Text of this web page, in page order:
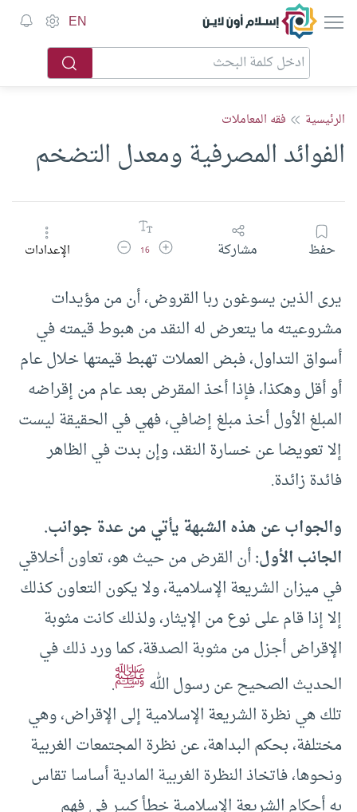
إسلام أون لاين EN
الرئيسية فقه المعاملات
الفوائد المصرفية ومعدل التضخم
حفظ مشاركة زيادة حجم الخط
16 تقليل حجم الخطالإعدادات
يرى الذين يسوغون ربا القروض، أن من مؤيدات
مشروعيته ما يتعرض له النقد من هبوط قيمته في
أسواق التداول، فبض العملات تهبط قيمتها خلال عام
أو أقل وهكذا، فإذا أخذ المقرض بعد عام من إقراضه
المبلغ الأول أخذ مبلغ إضافي، فهي في الحقيقة ليست
إلا تعويضا عن خسارة النقد، وإن بدت في الظاهر
فائدة زائدة.
والجواب عن هذه الشبهة يأتي من عدة جوانب.
الجانب الأول:أن القرض من حيث هو، تعاون أخلاقي
في ميزان الشريعة الإسلامية، ولا يكون التعاون كذلك
إلا إذا قام على نوع من الإيثار، ولذلك كانت مثوبة
الإقراض أجزل من مثوبة الصدقة، كما ورد ذلك في
الحديث الصحيح عن رسول اللهﷺ.
تلك هي نظرة الشريعة الإسلامية إلى الإقراض، وهي
مختلفة، بحكم البداهة، عن نظرة المجتمعات الغربية
ونحوها، فاتخاذ النظرة الغربية المادية أساسا تقاس